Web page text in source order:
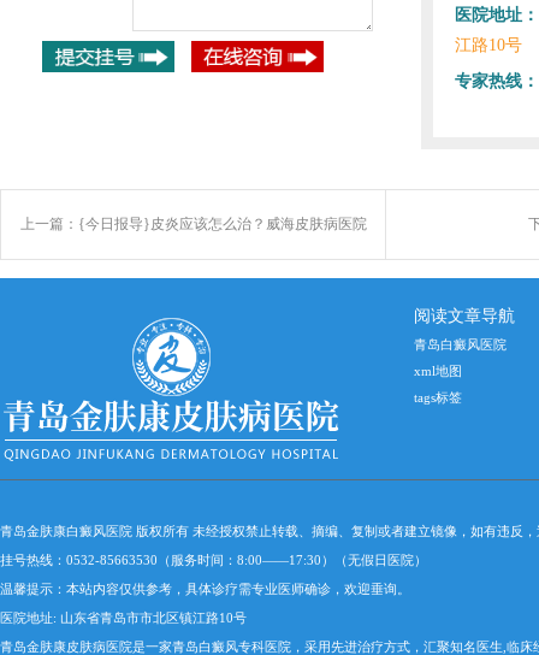
医院地址：
江路10号
专家热线：
上一篇： {今日报导}皮炎应该怎么治？威海皮肤病医院
阅读文章导航
青岛白癜风医院
xml地图
tags标签
青岛金肤康白癜风医院 版权所有 未经授权禁止转载、摘编、复制或者建立镜像，如有违反
挂号热线：0532-85663530（服务时间：8:00——17:30）（无假日医院）
温馨提示：本站内容仅供参考，具体诊疗需专业医师确诊，欢迎垂询。
医院地址: 山东省青岛市市北区镇江路10号
青岛金肤康皮肤病医院是一家青岛白癜风专科医院，采用先进治疗方式，汇聚知名医生,临床